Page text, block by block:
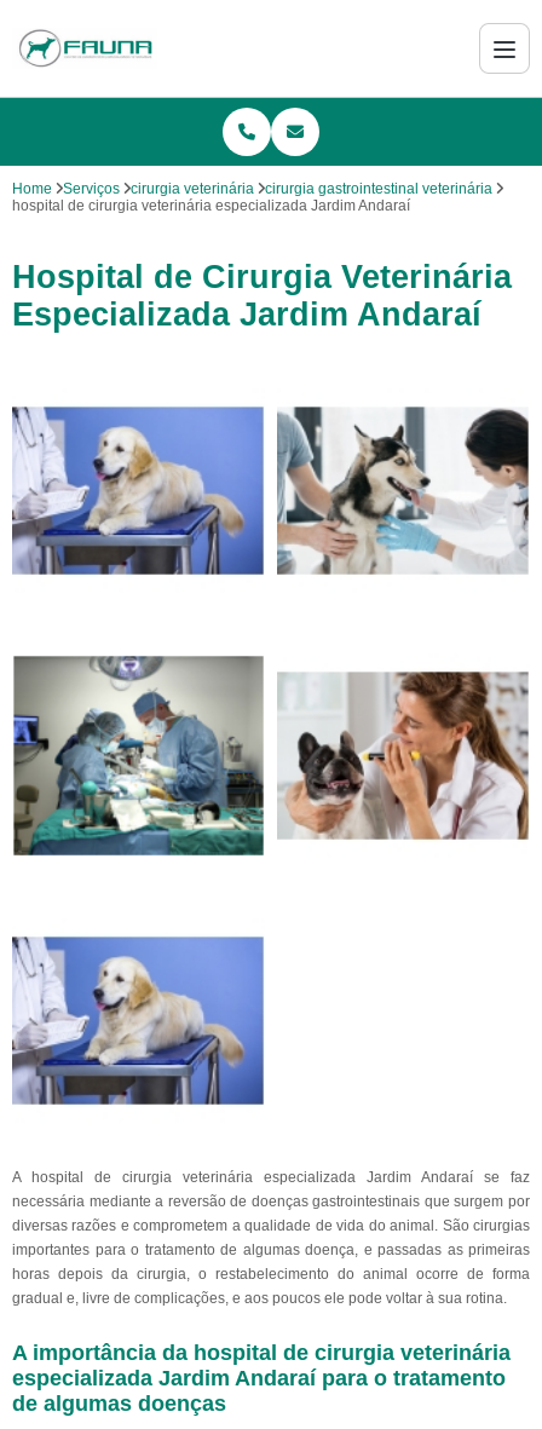
Home Serviços cirurgia veterinária
cirurgia gastrointestinal veterinária
hospital de cirurgia veterinária especializada Jardim Andaraí
Hospital de Cirurgia Veterinária
Especializada Jardim Andaraí
A hospital de cirurgia veterinária especializada Jardim Andaraí se faz
necessária mediante a reversão de doenças gastrointestinais que surgem por
diversas razões e comprometem a qualidade de vida do animal. São cirurgias
importantes para o tratamento de algumas doença, e passadas as primeiras
horas depois da cirurgia, o restabelecimento do animal ocorre de forma
gradual e, livre de complicações, e aos poucos ele pode voltar à sua rotina.
A importância da hospital de cirurgia veterinária
especializada Jardim Andaraí para o tratamento
de algumas doenças